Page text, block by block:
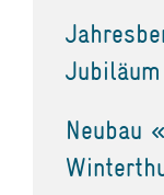
Jubiläum
Neubau